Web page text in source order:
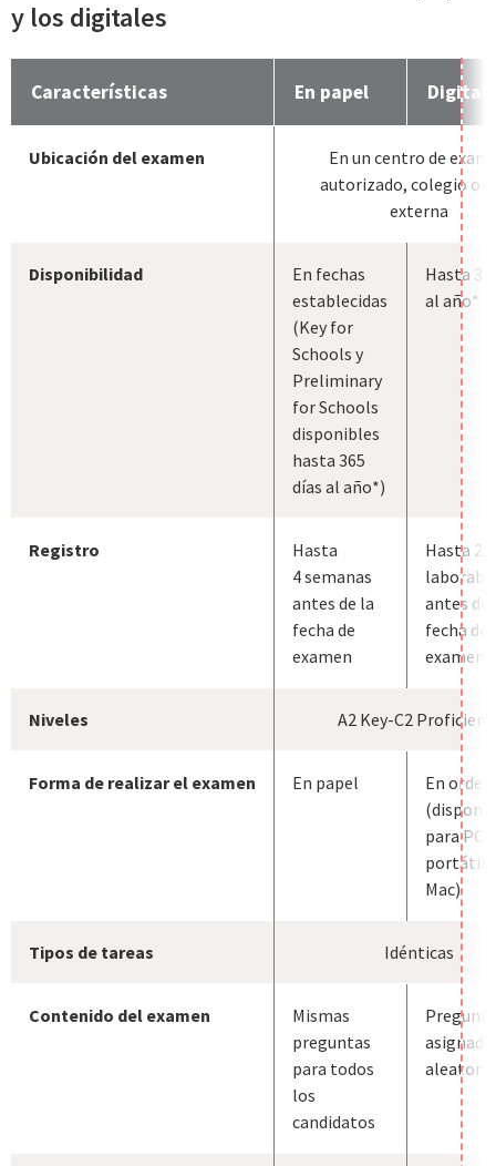
y los digitales
Características En papel Digital
Ubicación del examen
En un centro de
autorizado, colegio o
externa
Disponibilidad
En fechas
establecidas
(Key for
Schools y
Preliminary
for Schools
disponibles
hasta 365
días al año*)
Hasta
al año*
Registro
Hasta
4 semanas
antes de la
fecha de
examen
Hasta 2
antes de
fecha de
examen*
Niveles A2 Key-C2
Forma de realizar el examen En papel
En
para PC,
Mac)
Tipos de tareas Idénticas
Contenido del examen
Mismas
preguntas
para todos
los
candidatos